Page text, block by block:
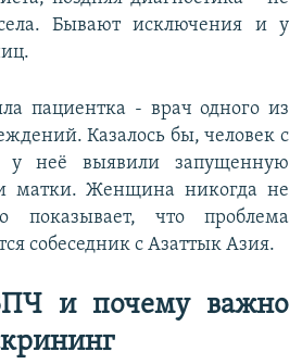
Бывают исключения и у
пациентка - врач одного из
Казалось бы, человек с
у неё выявили запущенную
матки. Женщина никогда не
показывает, что проблема
собеседник с Азаттык Азия.
и почему важно